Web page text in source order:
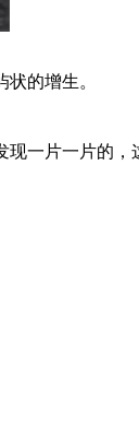
的增生。
一片一片的，